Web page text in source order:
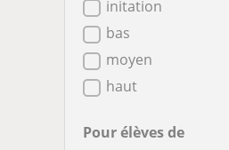
initation
bas
moyen
haut
Pour élèves de